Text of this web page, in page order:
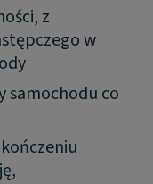
z
w
samochodu co